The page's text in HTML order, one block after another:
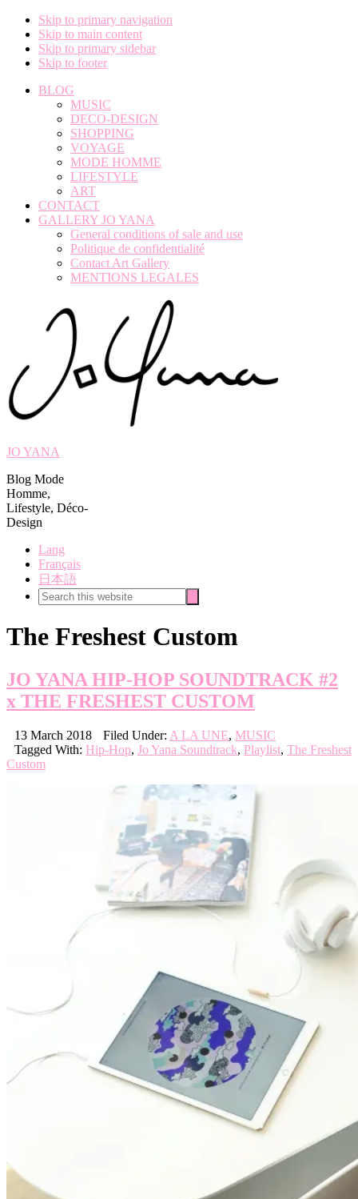
Skip to primary navigation
Skip to main content
Skip to primary sidebar
Skip to footer
BLOG
MUSIC
DECO-DESIGN
SHOPPING
VOYAGE
MODE HOMME
LIFESTYLE
ART
CONTACT
GALLERY JO YANA
General conditions of sale and use
Politique de confidentialité
Contact Art Gallery
MENTIONS LEGALES
JO YANA
Blog Mode
Homme,
Lifestyle, Déco-
Design
Lang
Français
日本語
Search
this
The Freshest Custom
JO YANA HIP-HOP SOUNDTRACK #2
x THE FRESHEST CUSTOM
13 March 2018 Filed Under: A LA UNE, MUSIC
Tagged With: Hip-Hop, Jo Yana Soundtrack, Playlist, The Freshest
Custom